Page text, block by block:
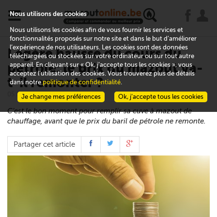
x
Légère hausse du cours du
pétrole: le prix du mazout va-
t-il remonter ?
05 février 2016
C’est le bon moment pour remplir sa cuve à mazout de
chauffage, avant que le prix du baril de pétrole ne remonte.
Partager cet article
Nous utilisons des cookies
Nous utilisons les cookies afin de vous fournir les services et
fonctionnalités proposés sur notre site et dans le but d’améliorer
l’expérience de nos utilisateurs. Les cookies sont des données
téléchargées ou stockées sur votre ordinateur ou sur tout autre
appareil. En cliquant sur « Ok, j’accepte tous les cookies », vous
acceptez l’utilisation des cookies. Vous trouverez plus de détails
dans notrepolitique de confidentialité.
Ok, j’accepte tous les cookies
Je change mes préférences